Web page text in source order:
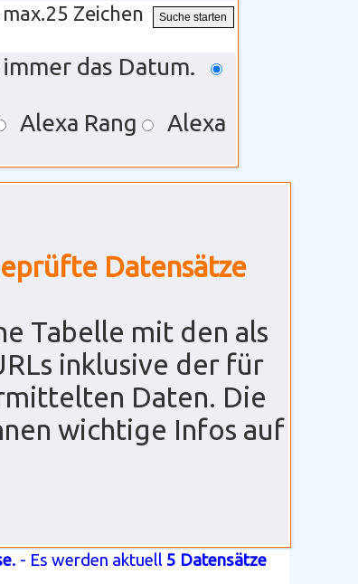
Zeichen
das Datum.
Alexa Rang
Alexa
Datensätze
Tabelle mit den als
inklusive der für
Daten. Die
wichtige Infos auf
. - Es werden aktuell5 Datensätze